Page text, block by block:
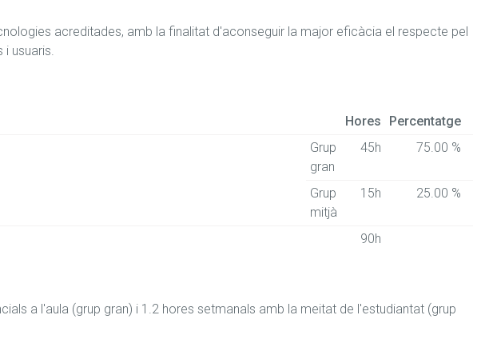
acreditades, amb la finalitat d'aconseguir la major eficàcia el respecte pel
usuaris.
Hores Percentatge
Grup
gran
45h 75.00 %
Grup
mitjà
15h 25.00 %
90h
a l'aula (grup gran) i 1.2 hores setmanals amb la meitat de l'estudiantat (grup